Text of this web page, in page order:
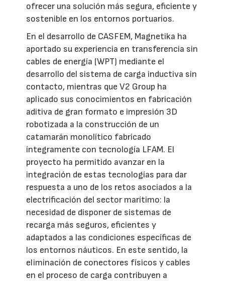
ofrecer una solución más segura, eficiente y
sostenible en los entornos portuarios.
En el desarrollo de CASFEM, Magnetika ha
aportado su experiencia en transferencia sin
cables de energía (WPT) mediante el
desarrollo del sistema de carga inductiva sin
contacto, mientras que V2 Group ha
aplicado sus conocimientos en fabricación
aditiva de gran formato e impresión 3D
robotizada a la construcción de un
catamarán monolítico fabricado
íntegramente con tecnología LFAM. El
proyecto ha permitido avanzar en la
integración de estas tecnologías para dar
respuesta a uno de los retos asociados a la
electrificación del sector marítimo: la
necesidad de disponer de sistemas de
recarga más seguros, eficientes y
adaptados a las condiciones específicas de
los entornos náuticos. En este sentido, la
eliminación de conectores físicos y cables
en el proceso de carga contribuyen a